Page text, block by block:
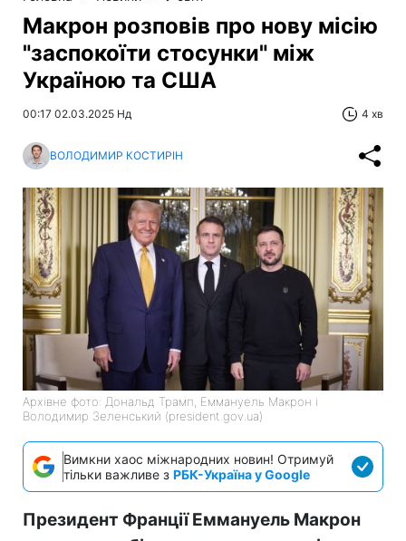
Макрон розповів про нову місію
"заспокоїти стосунки" між
Україною та США
00:17 02.03.2025 Нд 4 хв
ВОЛОДИМИР КОСТИРІН
Архівне фото: Дональд Трамп, Еммануель Макрон і
Володимир Зеленський (president.gov.ua)
Вимкни хаос міжнародних новин! Отримуй
тільки важливе з РБК-Україна у Google
Президент Франції Еммануель Макрон